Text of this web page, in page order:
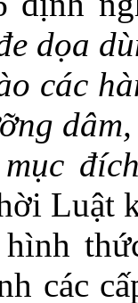
dọa
các
Luật
các